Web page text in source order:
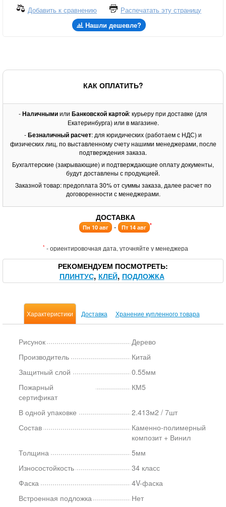
Добавить к сравнению
Распечатать эту страницу
Нашли дешевле?
КАК ОПЛАТИТЬ?
-Наличнымиили Банковской картой: курьеру при доставке (для
Екатеринбурга) или в магазине.
-Безналичный расчет: для юридических (работаем с НДС) и
физических лиц, по выставленному счету нашими менеджерами, после
подтверждения заказа.
Бухгалтерские (закрывающие) и подтверждающие оплату документы,
будут доставлены с продукцией.
Заказной товар: предоплата 30% от суммы заказа, далее расчет по
договоренности с менеджерами.
ДОСТАВКА
Пн 10 авг - Пт 14 авг *
* - ориентировочная дата, уточняйте у менеджера
РЕКОМЕНДУЕМ ПОСМОТРЕТЬ
ПЛИНТУС КЛЕЙ ПОДЛОЖКА
Характеристики Доставка Хранение купленного товара
Рисунок
Дерево
Производитель
Китай
Защитный слой
0.55мм
Пожарный
сертификат
КМ5
В одной упаковке
2.413м2 / 7шт
Состав
Каменно-полимерный
композит + Винил
Толщина
5мм
Износостойкость
34 класс
Фаска
4V-фаска
Встроенная подложка
Нет